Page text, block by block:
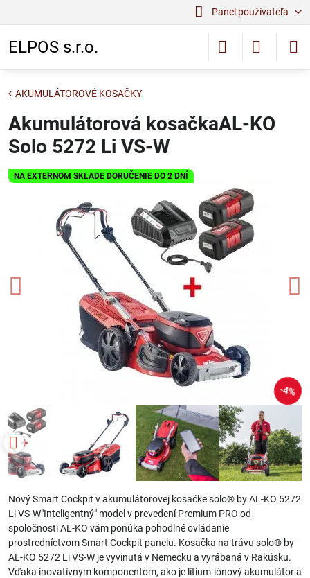
Panel používateľa
ELPOS s.r.o.
NA EXTERNOM SKLADE DORUČENIE DO 2 DNÍ
4%
AKUMULÁTOROVÉ KOSAČKY
Akumulátorová kosačkaAL-KO
Solo 5272 Li VS-W
Nový Smart Cockpit v akumulátorovej kosačke solo® by AL-KO 5272
Li VS-W"Inteligentný" model v prevedení Premium PRO od
spoločnosti AL-KO vám ponúka pohodlné ovládanie
prostredníctvom Smart Cockpit panelu. Kosačka na trávu solo® by
AL-KO 5272 Li VS-W je vyvinutá v Nemecku a vyrábaná v Rakúsku.
Vďaka inovatívnym komponentom, ako je lítium-iónový akumulátor a